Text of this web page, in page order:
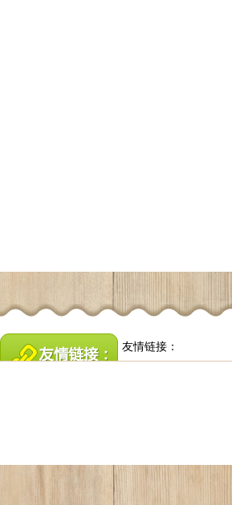
友情链接：